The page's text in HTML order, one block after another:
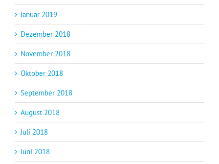
Januar 2019
Dezember 2018
November 2018
Oktober 2018
September 2018
August 2018
Juli 2018
Juni 2018